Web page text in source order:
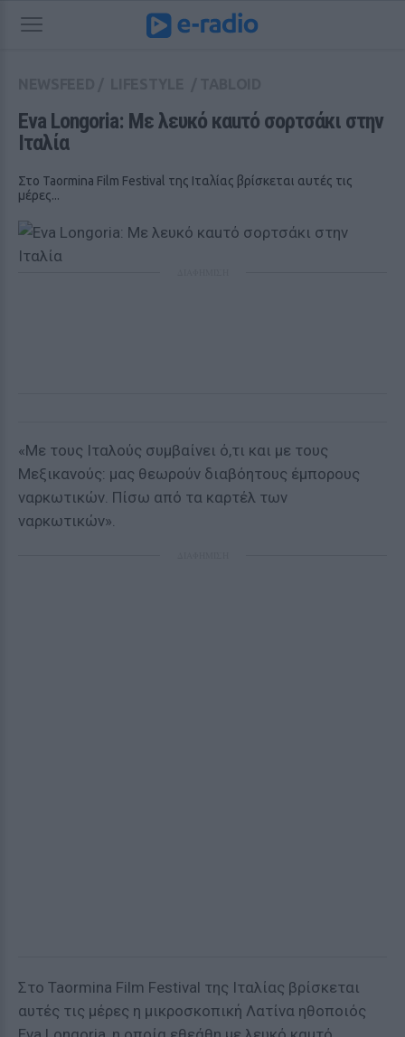
Eva Longoria: Με λευκό καuτό σορτσάκι στην
Ιταλία
Στο Taormina Film Festival της Ιταλίας βρίσκεται αυτές τις
μέρες...
«Με τους Ιταλούς συμβαίνει ό,τι και με τους
Μεξικανούς: μας θεωρούν διαβόητους έμπορους
ναρκωτικών. Πίσω από τα καρτέλ των
ναρκωτικών».
Στο Taormina Film Festival της Ιταλίας βρίσκεται
αυτές τις μέρες η μικροσκοπική Λατίνα ηθοποιός